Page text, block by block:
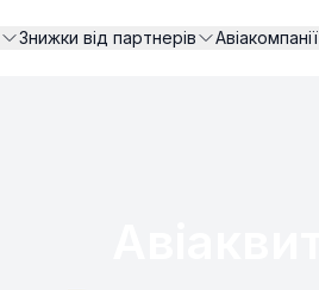
Знижки від партнерів Авіакомпанії